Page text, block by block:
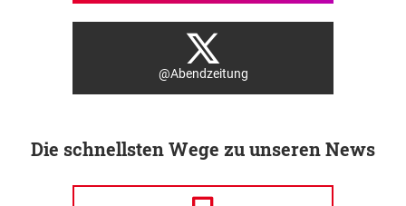
@Abendzeitung
Die schnellsten Wege zu unseren News